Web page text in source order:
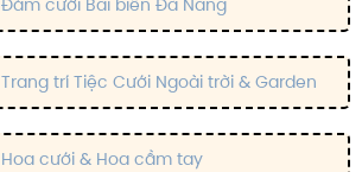
Trang trí Tiệc Cưới Ngoài trời & Garden
Hoa cưới & Hoa cầm tay